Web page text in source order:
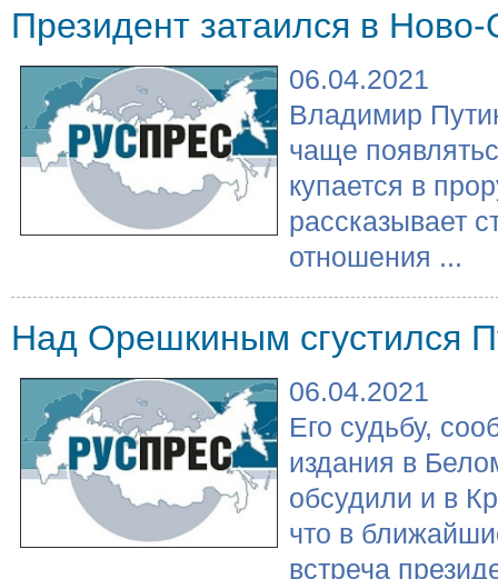
Президент затаился в Ново-
06.04.2021
Владимир
чаще
купается в
рассказывает
отношения ...
Над Орешкиным сгустился
06.04.2021
Его судьбу,
издания в
обсудили и в
что в
встреча